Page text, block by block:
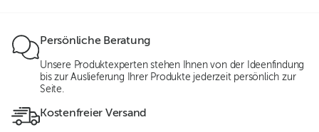
Persönliche Beratung
Unsere Produktexperten stehen Ihnen von der Ideenfindung
bis zur Auslieferung Ihrer Produkte jederzeit persönlich zur
Seite.
Kostenfreier Versand